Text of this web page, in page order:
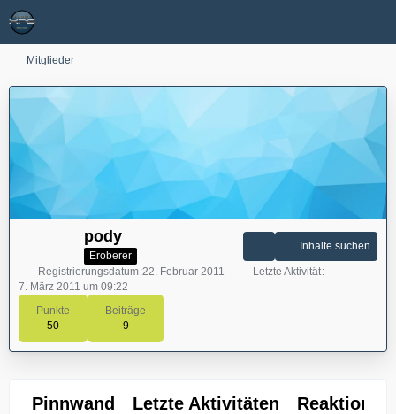
Mitglieder
pody
Eroberer
Punkte
50
Beiträge
9
Inhalte suchen
Registrierungsdatum 22. Februar 2011
Letzte Aktivität
7. März 2011 um 09:22
Pinnwand Letzte Aktivitäten Reaktionen